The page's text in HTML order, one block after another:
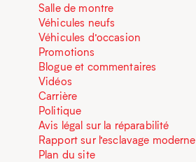
Salle de montre
Véhicules neufs
Véhicules d’occasion
Promotions
Blogue et commentaires
Vidéos
Carrière
Politique
Avis légal sur la réparabilité
Rapport sur l’esclavage moderne
Plan du site